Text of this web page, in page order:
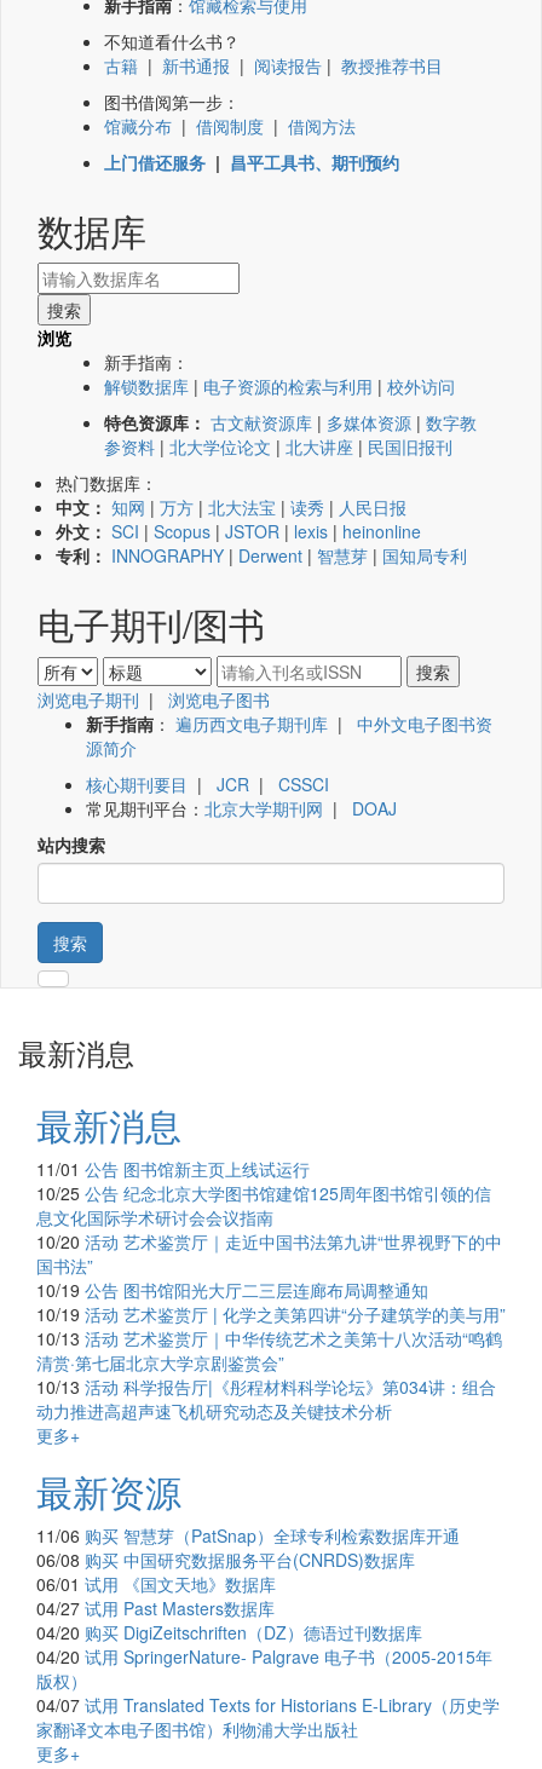
新手指南 ： 馆藏检索与使用
不知道看什么书？
古籍 | 新书通报 | 阅读报告 | 教授推荐书目
图书借阅第一步：
馆藏分布 | 借阅制度 | 借阅方法
上门借还服务 | 昌平工具书、期刊预约
数据库
浏览
新手指南：
解锁数据库 | 电子资源的检索与利用 | 校外访问
特色资源库： 古文献资源库 | 多媒体资源 | 数字教
参资料 | 北大学位论文 | 北大讲座 | 民国旧报刊
热门数据库：
中文： 知网 | 万方 | 北大法宝 | 读秀 | 人民日报
外文： SCI | Scopus | JSTOR | lexis | heinonline
专利： INNOGRAPHY | Derwent | 智慧芽 | 国知局专利
电子期刊/图书
浏览电子期刊 | 浏览电子图书
新手指南 ： 遍历西文电子期刊库 | 中外文电子图书资
源简介
核心期刊要目 | JCR | CSSCI
常见期刊平台： 北京大学期刊网 | DOAJ
站内搜索
搜索
最新消息
最新消息
11/01 公告 图书馆新主页上线试运行
10/25 公告 纪念北京大学图书馆建馆125周年图书馆引领的信
息文化国际学术研讨会会议指南
10/20 活动 艺术鉴赏厅｜走近中国书法第九讲“世界视野下的中
国书法”
10/19 公告 图书馆阳光大厅二三层连廊布局调整通知
10/19 活动 艺术鉴赏厅 | 化学之美第四讲“分子建筑学的美与用”
10/13 活动 艺术鉴赏厅｜中华传统艺术之美第十八次活动“鸣鹤
清赏·第七届北京大学京剧鉴赏会”
10/13 活动 科学报告厅|《彤程材料科学论坛》第034讲：组合
动力推进高超声速飞机研究动态及关键技术分析
更多+
最新资源
11/06 购买 智慧芽（PatSnap）全球专利检索数据库开通
06/08 购买 中国研究数据服务平台(CNRDS)数据库
06/01 试用
《国文天地》数据库
04/27 试用 Past Masters数据库
04/20 购买 DigiZeitschriften（DZ）德语过刊数据库
04/20 试用 SpringerNature- Palgrave 电子书（2005-2015年
版权）
04/07 试用 Translated Texts for Historians E-Library（历史学
家翻译文本电子图书馆）利物浦大学出版社
更多+